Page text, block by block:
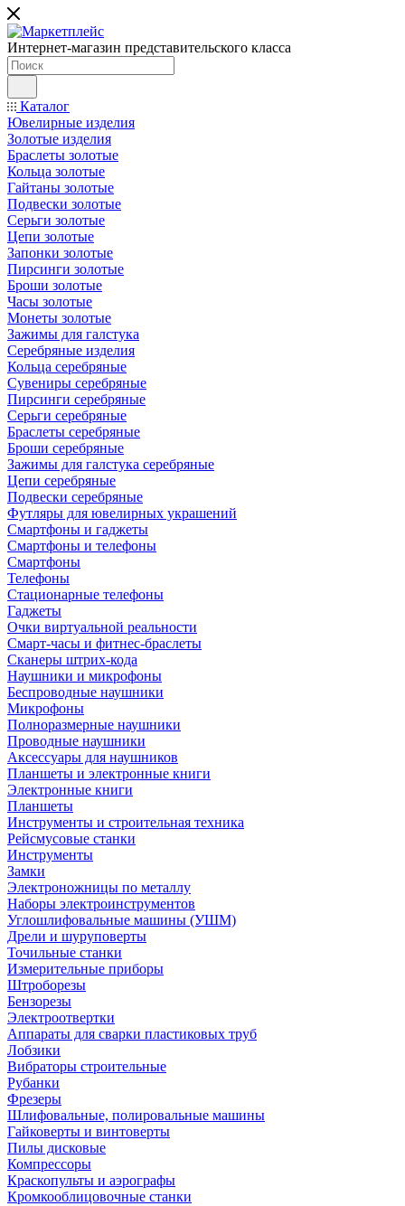
Интернет-магазин представительского класса
Каталог
Ювелирные изделия
Золотые изделия
Браслеты золотые
Кольца золотые
Гайтаны золотые
Подвески золотые
Серьги золотые
Цепи золотые
Запонки золотые
Пирсинги золотые
Броши золотые
Часы золотые
Монеты золотые
Зажимы для галстука
Серебряные изделия
Кольца серебряные
Сувениры серебряные
Пирсинги серебряные
Серьги серебряные
Браслеты серебряные
Броши серебряные
Зажимы для галстука серебряные
Цепи серебряные
Подвески серебряные
Футляры для ювелирных украшений
Смартфоны и гаджеты
Смартфоны и телефоны
Смартфоны
Телефоны
Стационарные телефоны
Гаджеты
Очки виртуальной реальности
Смарт-часы и фитнес-браслеты
Сканеры штрих-кода
Наушники и микрофоны
Беспроводные наушники
Микрофоны
Полноразмерные наушники
Проводные наушники
Аксессуары для наушников
Планшеты и электронные книги
Электронные книги
Планшеты
Инструменты и строительная техника
Рейсмусовые станки
Инструменты
Замки
Электроножницы по металлу
Наборы электроинструментов
Углошлифовальные машины (УШМ)
Дрели и шуруповерты
Точильные станки
Измерительные приборы
Штроборезы
Бензорезы
Электроотвертки
Аппараты для сварки пластиковых труб
Лобзики
Вибраторы строительные
Рубанки
Фрезеры
Шлифовальные, полировальные машины
Гайковерты и винтоверты
Пилы дисковые
Компрессоры
Краскопульты и аэрографы
Кромкооблицовочные станки